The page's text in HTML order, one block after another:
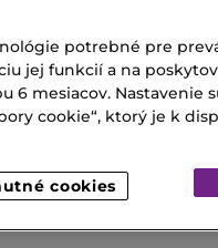
C CERAMIDE
RENEWING
63,00 €
potrebné pre
jej funkcií a na
6 mesiacov. Nastavenie
cookie“, ktorý je k
cookies